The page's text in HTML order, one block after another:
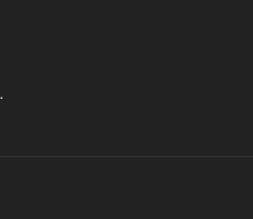
.